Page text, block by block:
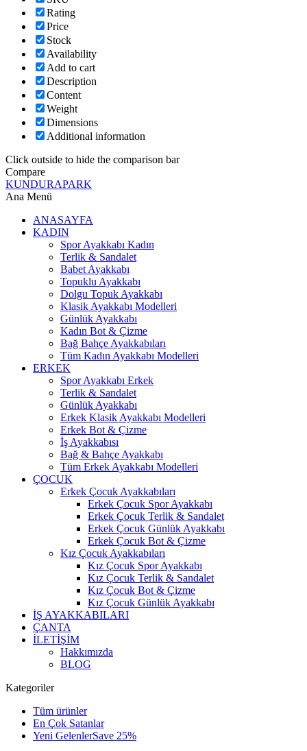
Rating
Price
Stock
Availability
Add to cart
Description
Content
Weight
Dimensions
Additional information
Click outside to hide the comparison bar
Compare
KUNDURAPARK
Ana Menü
ANASAYFA
KADIN
Spor Ayakkabı Kadın
Terlik & Sandalet
Babet Ayakkabı
Topuklu Ayakkabı
Dolgu Topuk Ayakkabı
Klasik Ayakkabı Modelleri
Günlük Ayakkabı
Kadın Bot & Çizme
Bağ Bahçe Ayakkabıları
Tüm Kadın Ayakkabı Modelleri
ERKEK
Spor Ayakkabı Erkek
Terlik & Sandalet
Günlük Ayakkabı
Erkek Klasik Ayakkabı Modelleri
Erkek Bot & Çizme
İş Ayakkabısı
Bağ & Bahçe Ayakkabı
Tüm Erkek Ayakkabı Modelleri
ÇOCUK
Erkek Çocuk Ayakkabıları
Erkek Çocuk Spor Ayakkabı
Erkek Çocuk Terlik & Sandalet
Erkek Çocuk Günlük Ayakkabı
Erkek Çocuk Bot & Çizme
Kız Çocuk Ayakkabıları
Kız Çocuk Spor Ayakkabı
Kız Çocuk Terlik & Sandalet
Kız Çocuk Bot & Çizme
Kız Çocuk Günlük Ayakkabı
İŞ AYAKKABILARI
ÇANTA
İLETİŞİM
Hakkımızda
BLOG
Kategoriler
Tüm ürünler
En Çok Satanlar
Yeni GelenlerSave 25%